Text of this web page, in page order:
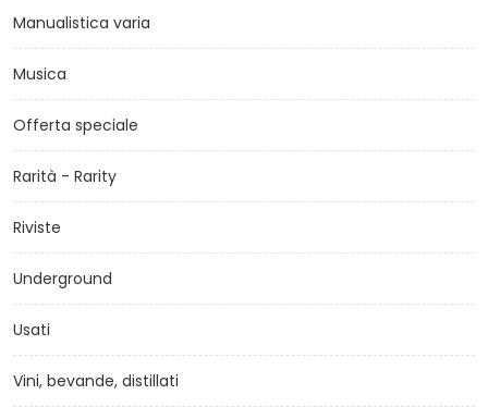
Manualistica varia
Musica
Offerta speciale
Rarità - Rarity
Riviste
Underground
Usati
Vini, bevande, distillati